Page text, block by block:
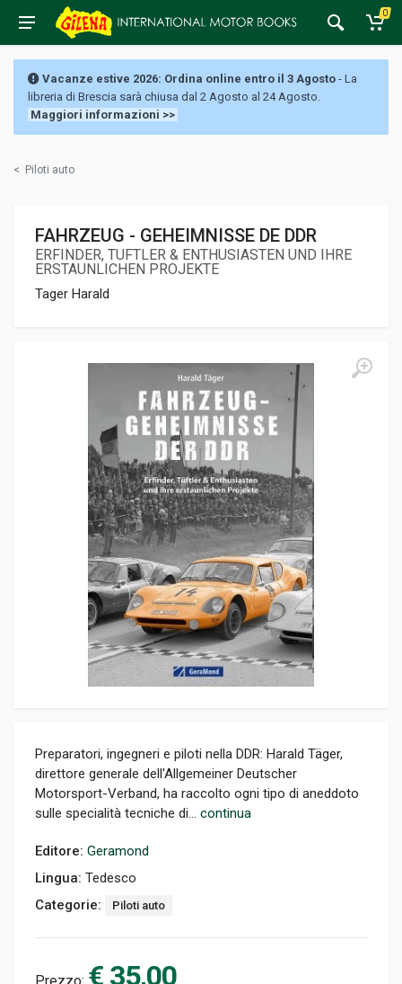
0
Vacanze estive 2026: Ordina online entro il 3 Agosto - La
libreria di Brescia sarà chiusa dal 2 Agosto al 24 Agosto.
Maggiori informazioni >>
< Piloti auto
FAHRZEUG - GEHEIMNISSE DE DDR
ERFINDER, TUFTLER & ENTHUSIASTEN UND IHRE
ERSTAUNLICHEN PROJEKTE
Tager Harald
Preparatori, ingegneri e piloti nella DDR: Harald Täger,
direttore generale dell'Allgemeiner Deutscher
Motorsport-Verband, ha raccolto ogni tipo di aneddoto
sulle specialità tecniche di... continua
Editore: Geramond
Lingua: Tedesco
Categorie:
Piloti auto
€ 35,00